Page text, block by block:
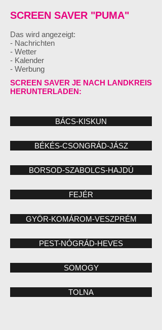
SCREEN SAVER "PUMA"
Das wird angezeigt:
- Nachrichten
- Wetter
- Kalender
- Werbung
SCREEN SAVER JE NACH LANDKREIS
HERUNTERLADEN:
BÁCS-KISKUN
BÉKÉS-CSONGRÁD-JÁSZ
BORSOD-SZABOLCS-HAJDÚ
FEJÉR
GYÖR-KOMÁROM-VESZPRÉM
PEST-NÓGRÁD-HEVES
SOMOGY
TOLNA